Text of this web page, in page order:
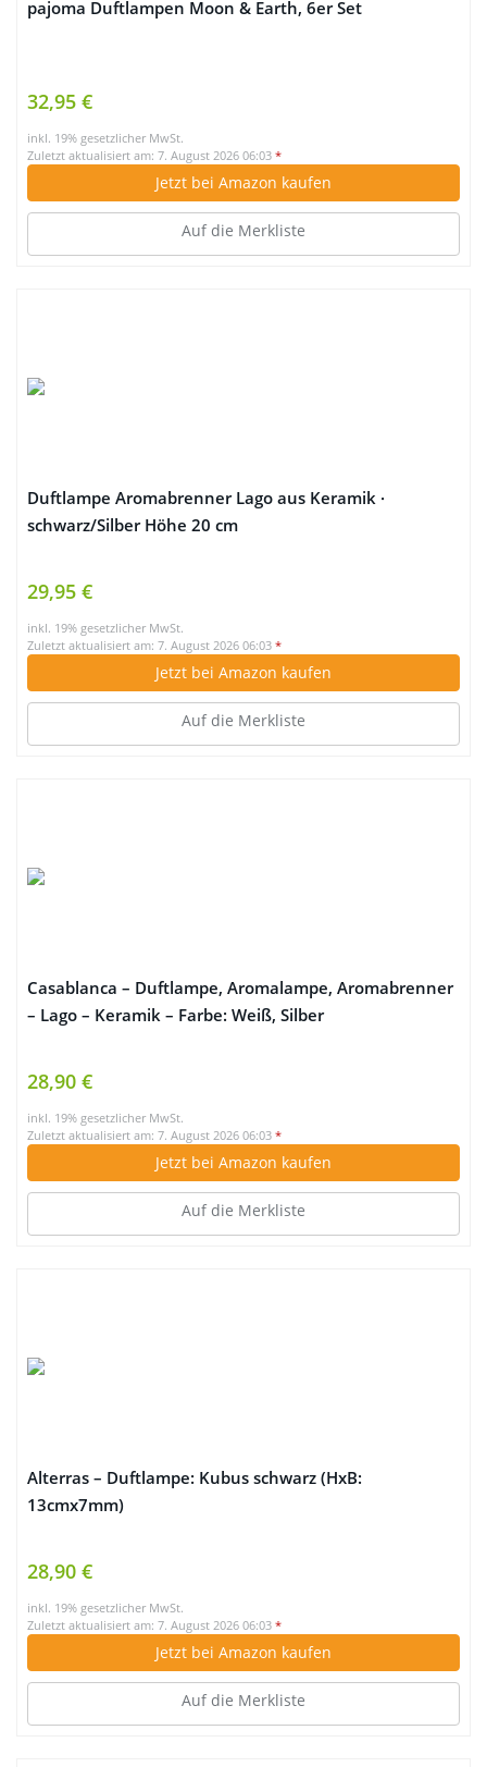
pajoma Duftlampen Moon & Earth, 6er Set
32,95 €
inkl. 19% gesetzlicher MwSt.
Zuletzt aktualisiert am: 7. August 2026 06:03 *
Jetzt bei Amazon kaufen
Auf die Merkliste
Duftlampe Aromabrenner Lago aus Keramik ·
schwarz/Silber Höhe 20 cm
29,95 €
inkl. 19% gesetzlicher MwSt.
Zuletzt aktualisiert am: 7. August 2026 06:03 *
Jetzt bei Amazon kaufen
Auf die Merkliste
Casablanca – Duftlampe, Aromalampe, Aromabrenner
– Lago – Keramik – Farbe: Weiß, Silber
28,90 €
inkl. 19% gesetzlicher MwSt.
Zuletzt aktualisiert am: 7. August 2026 06:03 *
Jetzt bei Amazon kaufen
Auf die Merkliste
Alterras – Duftlampe: Kubus schwarz (HxB:
13cmx7mm)
28,90 €
inkl. 19% gesetzlicher MwSt.
Zuletzt aktualisiert am: 7. August 2026 06:03 *
Jetzt bei Amazon kaufen
Auf die Merkliste